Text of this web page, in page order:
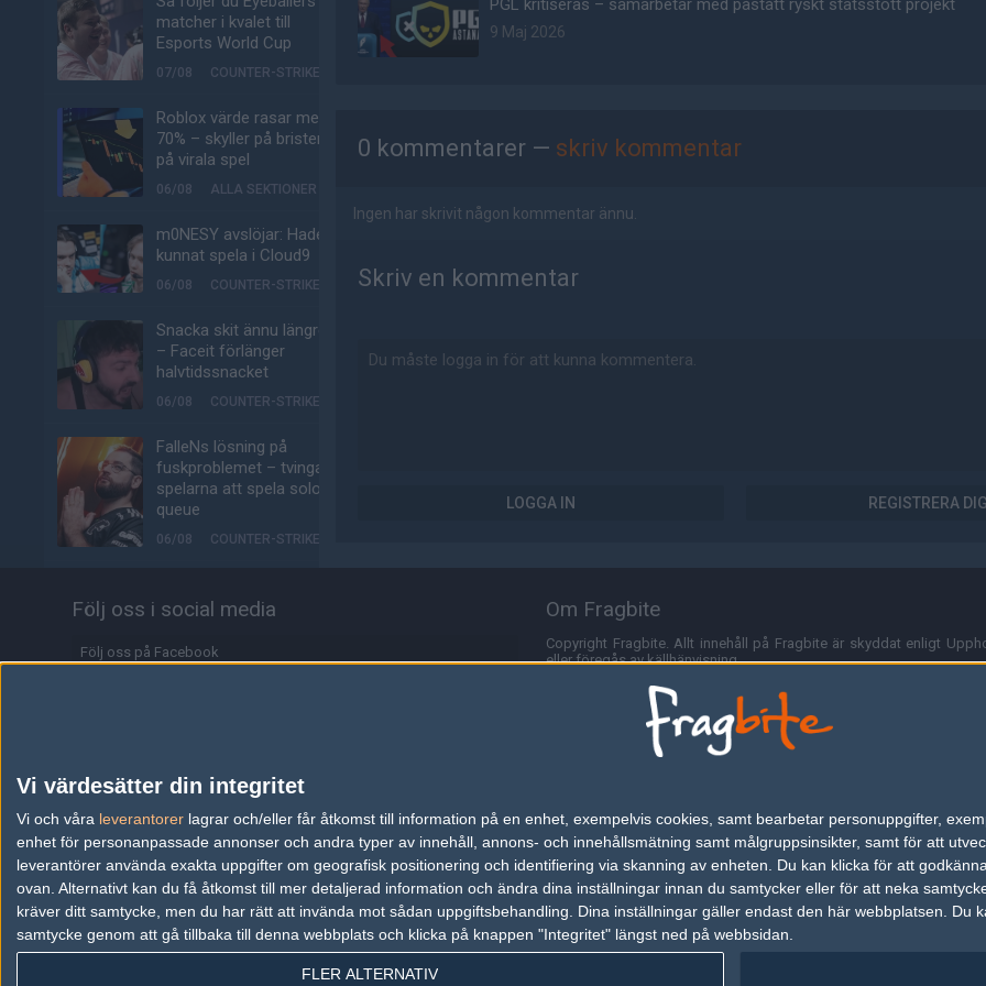
Vi värdesätter din integritet
Vi och våra leverantorer lagrar och/eller får åtkomst till information på en enhet, exempelvis cookies, samt bearbetar personuppgifter,
enhet för personanpassade annonser och andra typer av innehåll, annons- och innehållsmätning samt målgruppsinsikter, samt för att
leverantörer använda exakta uppgifter om geografisk positionering och identifiering via skanning av enheten. Du kan klicka för att
ovan. Alternativt kan du få åtkomst till mer detaljerad information och ändra dina inställningar innan du samtycker eller för att neka
kräver ditt samtycke, men du har rätt att invända mot sådan uppgiftsbehandling. Dina inställningar gäller endast den här webbplatsen.
samtycke genom att gå tillbaka till denna webbplats och klicka på knappen "Integritet" längst ned på webbsidan.
FLER ALTERNATIV
matcher i kvalet till
Esports World Cup
07/08 COUNTER-STRIKE
Roblox värde rasar med
70% – skyller på bristen
på virala spel
06/08 ALLA SEKTIONER
m0NESY avslöjar: Hade
kunnat spela i Cloud9
06/08 COUNTER-STRIKE
Snacka skit ännu längre
– Faceit förlänger
halvtidssnacket
06/08 COUNTER-STRIKE
FalleNs lösning på
fuskproblemet – tvinga
spelarna att spela solo-
queue
06/08 COUNTER-STRIKE
ledd investerargrupp
f0rest och olofmeister
jagades för Faceit-
poäng när nya säsongen
lanserades
05/08 COUNTER-STRIKE
Alliance klättrar till plats
17 på världsrankingen
PGL kritiseras – samarbetar med påstått ryskt statsstött projekt
9 Maj 2026
0 kommentarer — skriv kommentar
Ingen har skrivit någon kommentar ännu.
Skriv en kommentar
LOGGA IN REGISTRERA
Följ oss i social media
Följ oss på Facebook
Information
Annonsering
Copyright och Privacy Policy
Användaravtal
Om Fragbite
Copyright Fragbite. Allt innehåll på Fragbite är skyddat enligt
eller föregås av källhänvisning.
Alla åsikter uttryckta på Fragbite representerar varje enskild
Programmering och design av Fredric Bohlin. För frågor rörande
Fragbite använder cookies för att spara användarspecifik
omröstningar och för att föra statistik. För att slippa cookies
besöka Fragbite. Den här textraden finns här på grund av lagen om
Annonsering
Är du intresserad av att annonsera på Fragbite,